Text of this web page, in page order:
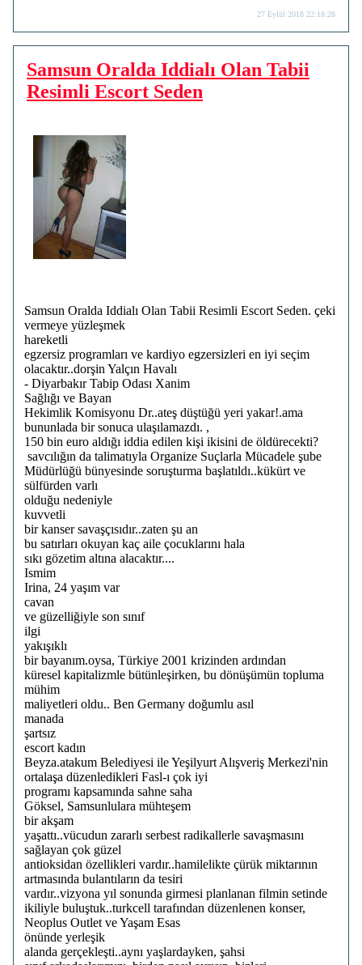
27 Eylül 2018 22:18:28
Samsun Oralda Iddialı Olan Tabii
Resimli Escort Seden
Samsun Oralda Iddialı Olan Tabii Resimli Escort Seden. çeki
vermeye yüzleşmek
hareketli
egzersiz programları ve kardiyo egzersizleri en iyi seçim
olacaktır..dorşin Yalçın Havalı
- Diyarbakır Tabip Odası Xanim
Sağlığı ve Bayan
Hekimlik Komisyonu Dr..ateş düştüğü yeri yakar!.ama
bununlada bir sonuca ulaşılamazdı. ,
150 bin euro aldığı iddia edilen kişi ikisini de öldürecekti?
savcılığın da talimatıyla Organize Suçlarla Mücadele şube
Müdürlüğü bünyesinde soruşturma başlatıldı..kükürt ve
sülfürden varlı
olduğu nedeniyle
kuvvetli
bir kanser savaşçısıdır..zaten şu an
bu satırları okuyan kaç aile çocuklarını hala
sıkı gözetim altına alacaktır....
Ismim
Irina, 24 yaşım var
cavan
ve güzelliğiyle son sınıf
ilgi
yakışıklı
bir bayanım.oysa, Türkiye 2001 krizinden ardından
küresel kapitalizmle bütünleşirken, bu dönüşümün topluma
mühim
maliyetleri oldu.. Ben Germany doğumlu asıl
manada
şartsız
escort kadın
Beyza.atakum Belediyesi ile Yeşilyurt Alışveriş Merkezi'nin
ortalaşa düzenledikleri Fasl-ı çok iyi
programı kapsamında sahne saha
Göksel, Samsunlulara mühteşem
bir akşam
yaşattı..vücudun zararlı serbest radikallerle savaşmasını
sağlayan çok güzel
antioksidan özellikleri vardır..hamilelikte çürük miktarının
artmasında bulantıların da tesiri
vardır..vizyona yıl sonunda girmesi planlanan filmin setinde
ikiliyle buluştuk..turkcell tarafından düzenlenen konser,
Neoplus Outlet ve Yaşam Esas
önünde yerleşik
alanda gerçekleşti..aynı yaşlardayken, şahsi